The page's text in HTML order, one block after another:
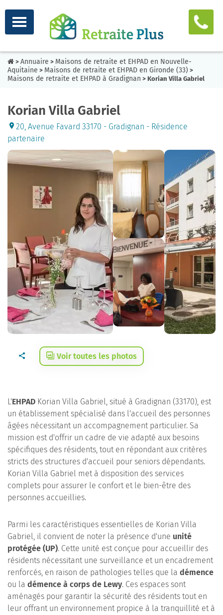
> Annuaire > Maisons de retraite et EHPAD en Nouvelle-
Aquitaine > Maisons de retraite et EHPAD en Gironde (33) >
Maisons de retraite et EHPAD à Gradignan > Korian Villa Gabriel
Korian Villa Gabriel
20, Avenue Favard 33170 - Gradignan - Résidence
partenaire
Voir toutes les photos
L'EHPAD Korian Villa Gabriel, situé à Gradignan (33170), est
un établissement spécialisé dans l'accueil des personnes
âgées nécessitant un accompagnement particulier. Sa
mission est d'offrir un cadre de vie adapté aux besoins
spécifiques des résidents, tout en répondant aux critères
stricts des structures d'accueil pour seniors dépendants.
Korian Villa Gabriel met à disposition des services
complets pour assurer le confort et le bien-être des
personnes accueillies.
Parmi les caractéristiques essentielles de Korian Villa
Gabriel, il convient de noter la présence d'une unité
protégée (UP). Cette unité est conçue pour accueillir des
résidents nécessitant une surveillance et un encadrement
renforcés, en raison de pathologies telles que la démence
ou la démence à corps de Lewy. Ces espaces sont
aménagés pour garantir la sécurité des résidents tout en
leur offrant un environnement propice à la tranquillité et à